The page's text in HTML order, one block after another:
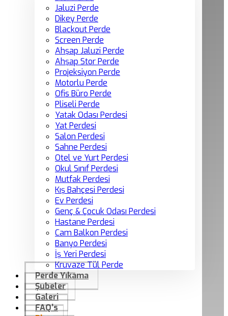
Jaluzi Perde
Dikey Perde
Blackout Perde
Screen Perde
Ahşap Jaluzi Perde
Ahşap Stor Perde
Projeksiyon Perde
Motorlu Perde
Ofis Büro Perde
Pliseli Perde
Yatak Odası Perdesi
Yat Perdesi
Salon Perdesi
Sahne Perdesi
Otel ve Yurt Perdesi
Okul Sınıf Perdesi
Mutfak Perdesi
Kış Bahçesi Perdesi
Ev Perdesi
Genç & Çocuk Odası Perdesi
Hastane Perdesi
Cam Balkon Perdesi
Banyo Perdesi
İş Yeri Perdesi
Kruvaze Tül Perde
Perde Yıkama
Şubeler
Galeri
FAQ’s